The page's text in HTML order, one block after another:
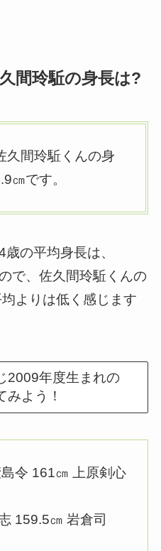
間玲駈の身長は?
久間玲駈くんの身
㎝です。
の平均身長は、
で、佐久間玲駈くんの
よりは低く感じます
2009年度生まれの
みよう！
令 161㎝ 上原剣心
159.5㎝ 岩倉司